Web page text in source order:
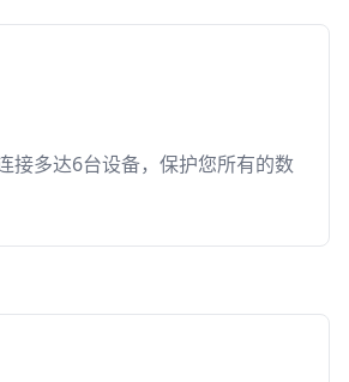
接多达6台设备，保护您所有的数